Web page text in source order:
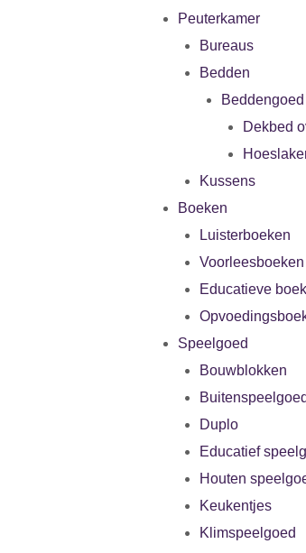
Peuterkamer
Bureaus
Bedden
Beddengoed
Dekbed
Kussens
Boeken
Luisterboeken
Voorleesboeken
Educatieve
Speelgoed
Bouwblokken
Duplo
Educatief
Houten
Keukentjes
Klimspeelgoed